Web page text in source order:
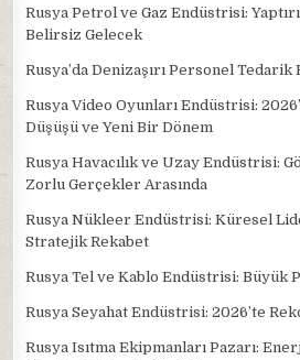
Rusya Petrol ve Gaz Endüstrisi:
Belirsiz Gelecek
Rusya’da Denizaşırı Personel
Rusya Video Oyunları Endüstrisi:
Düşüşü ve Yeni Bir Dönem
Rusya Havacılık ve Uzay Endüstrisi:
Zorlu Gerçekler Arasında
Rusya Nükleer Endüstrisi: Küresel
Stratejik Rekabet
Rusya Tel ve Kablo Endüstrisi: Büyük
Rusya Seyahat Endüstrisi: 2026’te
Rusya Isıtma Ekipmanları Pazarı: